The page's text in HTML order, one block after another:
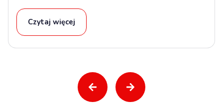
Czytaj więcej